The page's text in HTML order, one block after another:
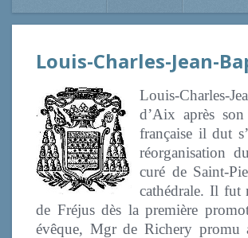
Louis-Charles-Jean-
Louis-Charles-
d’Aix après
française il dut
réorganisation
curé de Saint-
cathédrale. Il fut
de Fréjus dès la première
évêque, Mgr de Richery